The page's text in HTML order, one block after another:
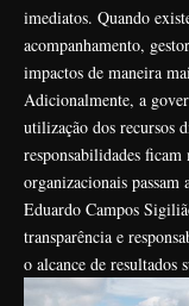
imediatos. Quando
acompanhamento,
impactos de maneira
Adicionalmente, a
utilização dos recursos
responsabilidades
organizacionais passam
Eduardo Campos
transparência e
o alcance de resultados